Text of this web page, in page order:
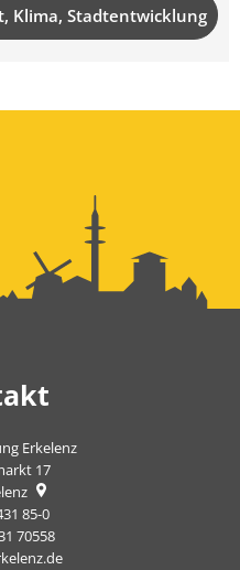
Klima, Stadtentwicklung
Erkelenz
17
85-0
70558